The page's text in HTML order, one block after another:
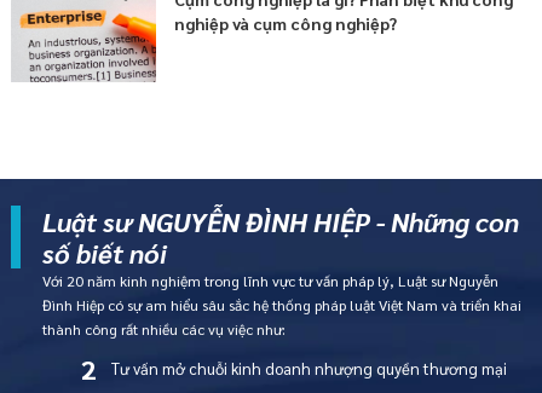
nghiệp và cụm công nghiệp?
Luật sư NGUYỄN ĐÌNH HIỆP - Những con
số biết nói
Với 20 năm kinh nghiệm trong lĩnh vực tư vấn pháp lý, Luật sư Nguyễn
Đình Hiệp có sự am hiểu sâu sắc hệ thống pháp luật Việt Nam và triển khai
thành công rất nhiều các vụ việc như:
2 Tư vấn mở chuỗi kinh doanh nhượng quyền thương mại